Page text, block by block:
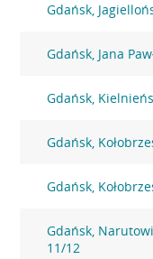
Gdańsk,
Gdańsk, Jana
Gdańsk,
Gdańsk,
Gdańsk,
Gdańsk,
11/12